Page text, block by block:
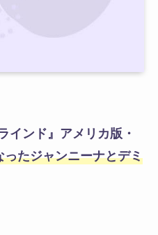
インド』アメリカ版・
ったジャンニーナとデミ